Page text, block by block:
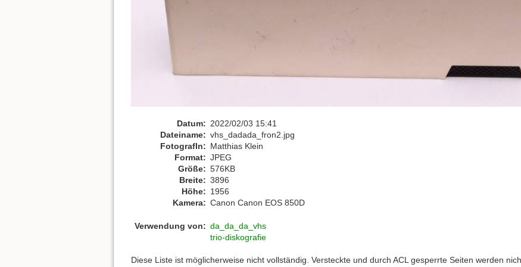
Datum: 2022/02/03 15:41
Dateiname: vhs_dadada_fron2.jpg
FotografIn: Matthias Klein
Format: JPEG
Größe: 576KB
Breite: 3896
Höhe: 1956
Kamera: Canon Canon EOS 850D
Verwendung von: da_da_da_vhs
trio-diskografie
Diese Liste ist möglicherweise nicht vollständig. Versteckte und durch ACL gesperrte Seiten werden